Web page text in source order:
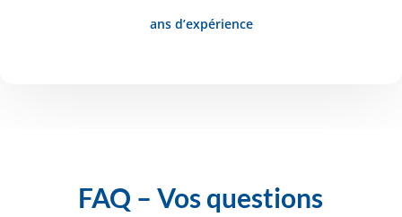
ans d’expérience
FAQ – Vos questions